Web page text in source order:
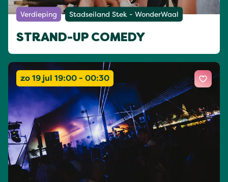
Verdieping Stadseiland Stek - WonderWaal
STRAND-UP COMEDY
zo 19 jul 19:00 - 00:30